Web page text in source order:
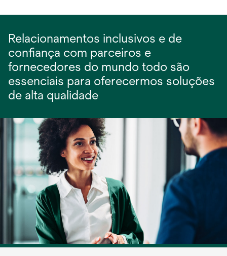
Relacionamentos inclusivos e de
confiança com parceiros e
fornecedores do mundo todo são
essenciais para oferecermos soluções
de alta qualidade